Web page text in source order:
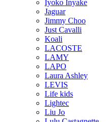
Iyoko Inyake
Jaguar
Jimmy Choo
Just Cavalli
Koali
LACOSTE
LAMY
LAPO
Laura Ashley
LEVIS
Life kids
Lightec
Liu Jo